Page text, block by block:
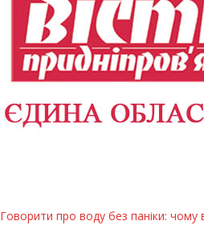
Говорити про воду без паніки: чому